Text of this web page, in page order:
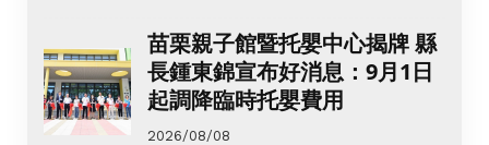
苗栗親子館暨托嬰中心揭牌 縣
長鍾東錦宣布好消息：9月1日
起調降臨時托嬰費用
2026/08/08